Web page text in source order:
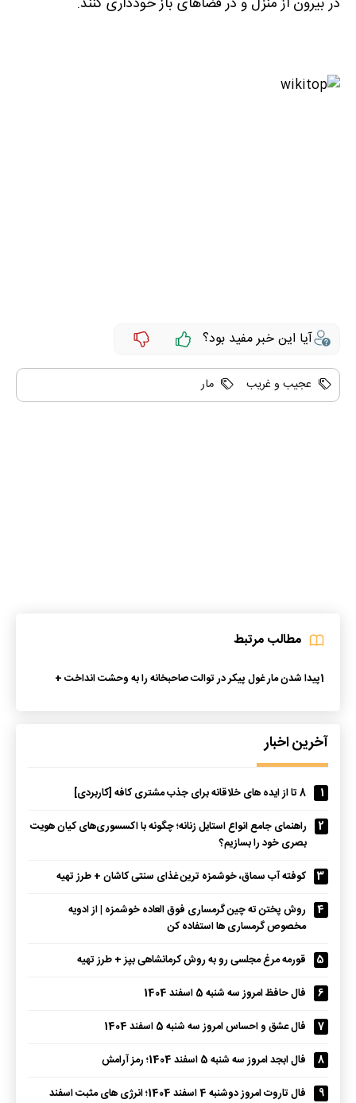
آیا این خبر مفید بود؟
عجیب و غریب مار
مطالب مرتبط
1پیدا شدن مار غول پیکر در توالت صاحبخانه را به وحشت انداخت +
آخرین اخبار
1
8 تا از ایده های خلاقانه برای جذب مشتری کافه [کاربردی]
2
راهنمای جامع انواع استایل زنانه؛ چگونه با اکسسوری‌های کیان هویت
بصری خود را بسازیم؟
3
کوفته آب سماق، خوشمزه ترین غذای سنتی کاشان + طرز تهیه
4
روش پختن ته چین گرمساری فوق العاده خوشمزه | از ادویه
مخصوص گرمساری ها استفاده کن
5
قورمه مرغ مجلسی رو به روش کرمانشاهی بپز + طرز تهیه
6
فال حافظ امروز سه شنبه 5 اسفند 1404
7
فال عشق و احساس امروز سه شنبه 5 اسفند 1404
8
فال ابجد امروز سه شنبه 5 اسفند 1404؛ رمز آرامش
9
فال تاروت امروز دوشنبه 4 اسفند 1404؛ انرژی های مثبت اسفند